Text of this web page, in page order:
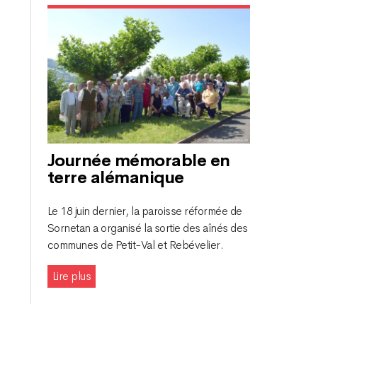
Journée mémorable en
terre alémanique
Le 18 juin dernier, la paroisse réformée de
Sornetan a organisé la sortie des aînés des
communes de Petit-Val et Rebévelier.
Lire plus